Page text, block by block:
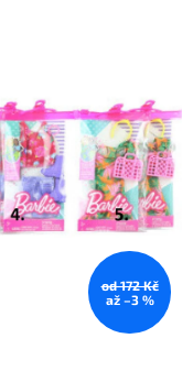
od 172 Kč
až –3 %